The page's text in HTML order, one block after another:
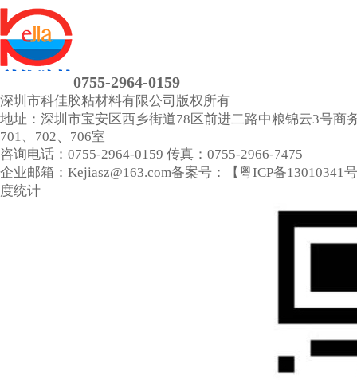
0755-2964-0159
深圳市科佳胶粘材料有限公司 版权所有
地址：深圳市宝安区西乡街道78区前进二路中粮锦云3号商
701、702、706室
咨询电话：0755-2964-0159 传真：0755-2966-7475
企业邮箱：Kejiasz@163.com备案号：【粤ICP备13010341号
度统计